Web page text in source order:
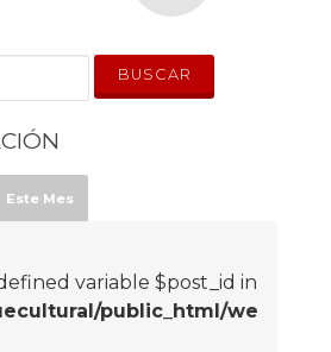
. '
Este Mes
variable $post_id in
public_html/we